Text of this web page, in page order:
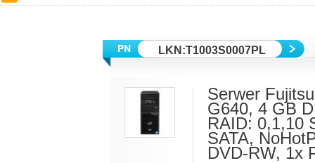
LKN:T1003S0007PL
Serwer
G640, 4 GB
RAID: 0,1,10
SATA,
DVD-RW, 1x